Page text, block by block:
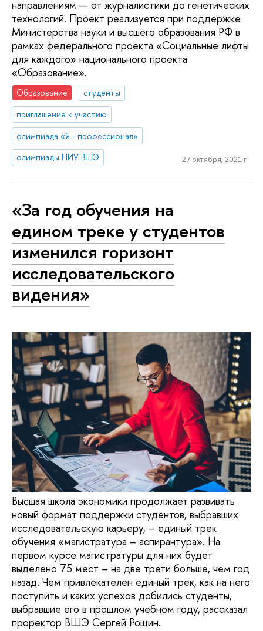
направлениям — от журналистики до генетических
технологий. Проект реализуется при поддержке
Министерства науки и высшего образования РФ в
рамках федерального проекта «Социальные лифты
для каждого» национального проекта
«Образование».
Образование
студенты
приглашение к участию
олимпиада «Я - профессионал»
олимпиады НИУ ВШЭ
27 октября, 2021 г.
«За год обучения на
едином треке у студентов
изменился горизонт
исследовательского
видения»
Высшая школа экономики продолжает развивать
новый формат поддержки студентов, выбравших
исследовательскую карьеру, – единый трек
обучения «магистратура – аспирантура». На
первом курсе магистратуры для них будет
выделено 75 мест – на две трети больше, чем год
назад. Чем привлекателен единый трек, как на него
поступить и каких успехов добились студенты,
выбравшие его в прошлом учебном году, рассказал
проректор ВШЭ Сергей Рощин.